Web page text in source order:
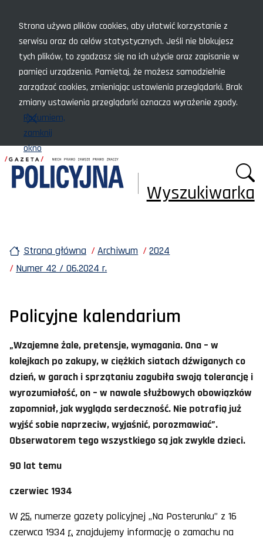
Strona używa plików cookies, aby ułatwić korzystanie z
serwisu oraz do celów statystycznych. Jeśli nie blokujesz
tych plików, to zgadzasz się na ich użycie oraz zapisanie w
pamięci urządzenia. Pamiętaj, że możesz samodzielnie
zarządzać cookies, zmieniając ustawienia przeglądarki. Brak
zmiany ustawienia przeglądarki oznacza wyrażenie zgody.
Rozumiem,
zamknij
okno
Wyszukiwarka
Strona główna Archiwum
2024
Numer 42 / 06.2024 r.
Policyjne kalendarium
„Wzajemne żale, pretensje, wymagania. Ona – w
kolejkach po zakupy, w ciężkich siatach dźwiganych co
dzień, w garach i sprzątaniu zagubiła swoją tolerancję i
wyrozumiałość, on – w nawale służbowych obowiązków
zapomniał, jak wygląda serdeczność. Nie potrafią już
wyjść sobie naprzeciw, wyjaśnić, porozmawiać”.
Obserwatorem tego wszystkiego są jak zwykle dzieci.
90 lat temu
czerwiec 1934
W 25. numerze gazety policyjnej „Na Posterunku” z 16
czerwca 1934 r. znajdujemy informację o zamachu na